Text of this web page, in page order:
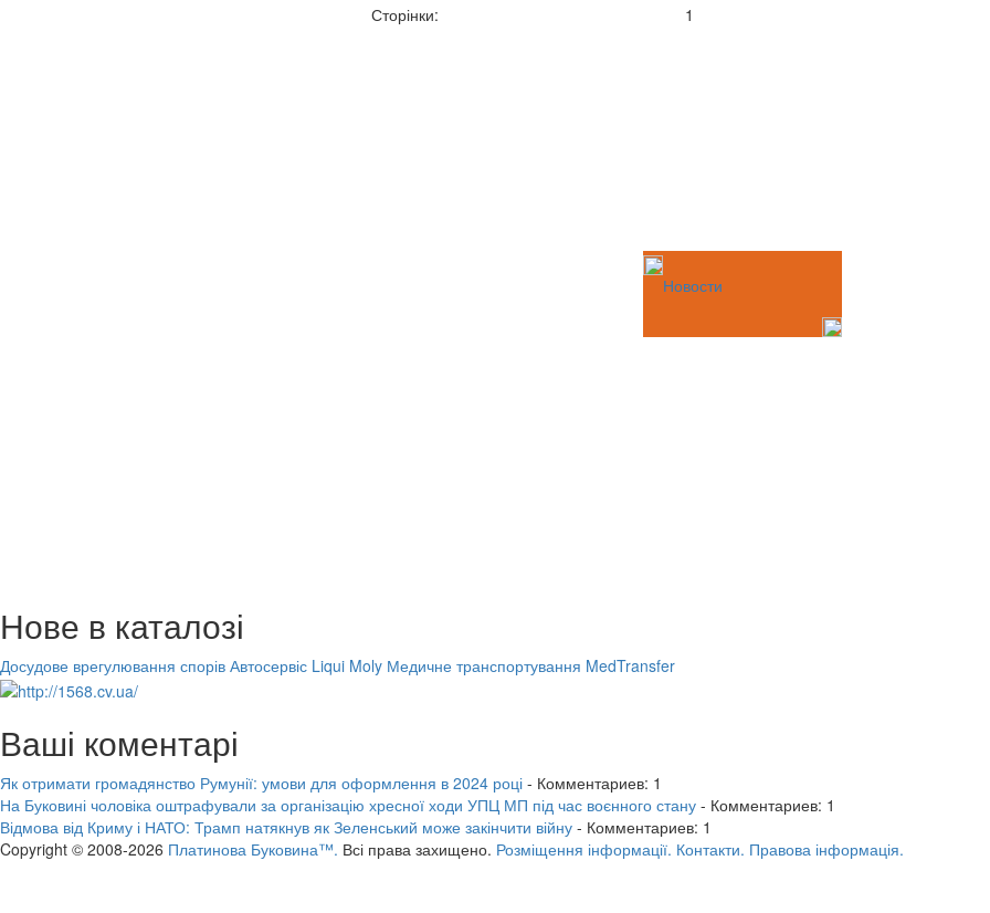
Сторінки: 1
Новости
Нове в каталозі
Досудове врегулювання спорів Автосервіс Liqui Moly Медичне транспортування MedTransfer
Ваші коментарі
Як отримати громадянство Румунії: умови для оформлення в 2024 році - Комментариев: 1
На Буковині чоловіка оштрафували за організацію хресної ходи УПЦ МП під час воєнного стану - Комментариев: 1
Відмова від Криму і НАТО: Трамп натякнув як Зеленський може закінчити війну - Комментариев: 1
Copyright © 2008-2026 Платинова Буковина™. Всі права захищено. Розміщення інформації. Контакти. Правова інформація.